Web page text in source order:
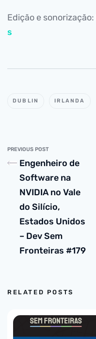
Edição e sonorização:
s
DUBLIN IRLANDA
PREVIOUS POST
Engenheiro de
Software na
NVIDIA no Vale
do Silício,
Estados Unidos
– Dev Sem
Fronteiras #179
RELATED POSTS